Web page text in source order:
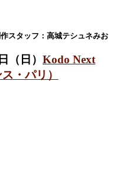
スタッフ：高城テシュネみお
（日） Kodo Next
・パリ）